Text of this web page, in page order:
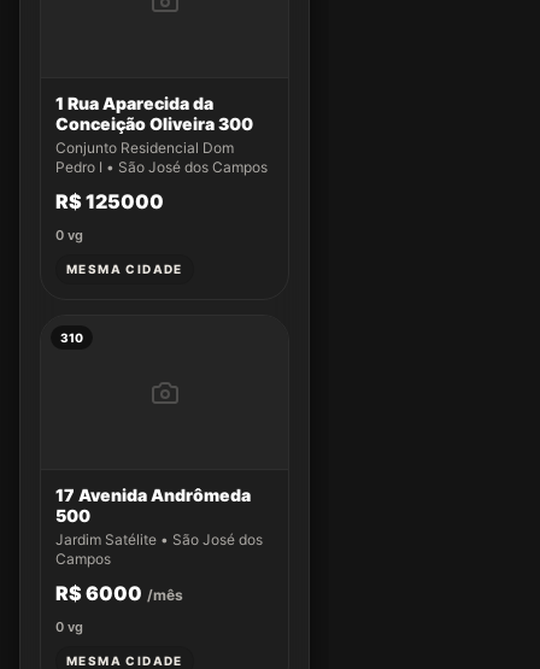
1 Rua Aparecida da
Conceição Oliveira 300
Conjunto Residencial Dom
Pedro I • São José dos Campos
R$ 125000
0 vg
MESMA CIDADE
310
17 Avenida Andrômeda
500
Jardim Satélite • São José dos
Campos
R$ 6000 /mês
0 vg
MESMA CIDADE